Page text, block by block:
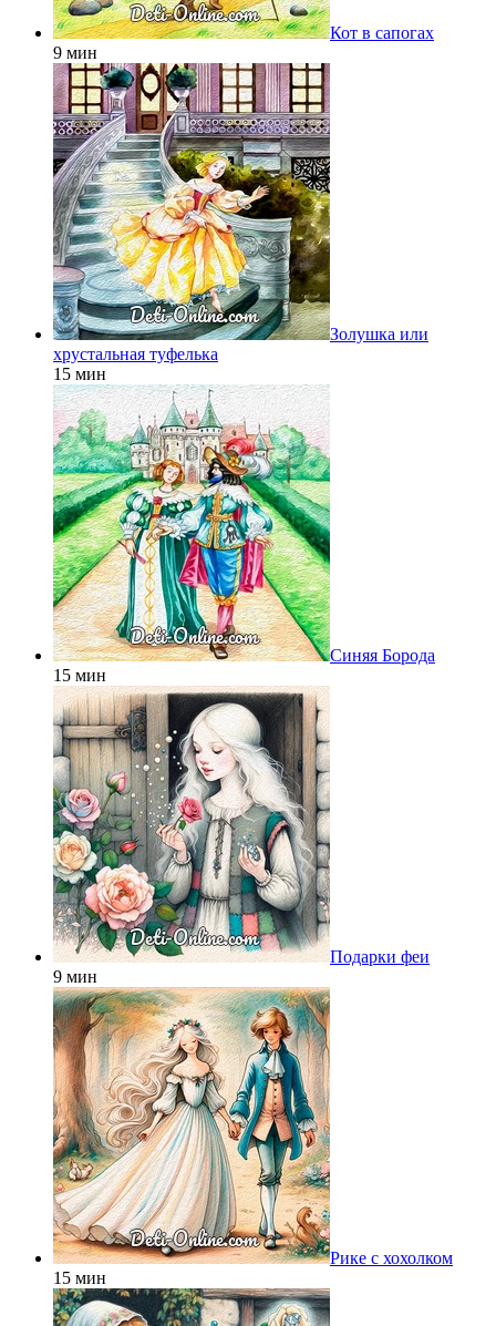
Кот в сапогах
9 мин
Золушка или
хрустальная туфелька
15 мин
Синяя Борода
15 мин
Подарки феи
9 мин
Рике с хохолком
15 мин